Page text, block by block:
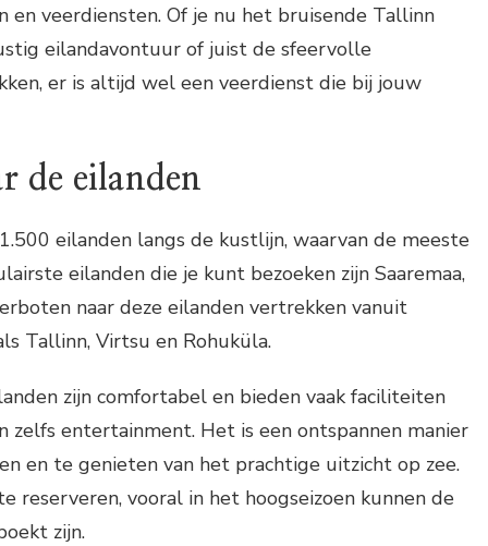
en veerdiensten. Of je nu het bruisende Tallinn
eilandavontuur of juist de sfeervolle
er is altijd wel een veerdienst die bij jouw
de eilanden
eilanden langs de kustlijn, waarvan de meeste
eilanden die je kunt bezoeken zijn Saaremaa,
naar deze eilanden vertrekken vanuit
Tallinn, Virtsu en Rohuküla.
zijn comfortabel en bieden vaak faciliteiten
zelfs entertainment. Het is een ontspannen manier
en te genieten van het prachtige uitzicht op zee.
reserveren, vooral in het hoogseizoen kunnen de
zijn.